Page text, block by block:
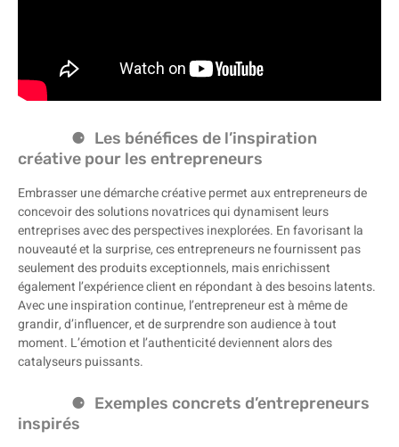
Les bénéfices de l’inspiration
créative pour les entrepreneurs
Embrasser une démarche créative permet aux entrepreneurs de
concevoir des solutions novatrices qui dynamisent leurs
entreprises avec des perspectives inexplorées. En favorisant la
nouveauté et la surprise, ces entrepreneurs ne fournissent pas
seulement des produits exceptionnels, mais enrichissent
également l’expérience client en répondant à des besoins latents.
Avec une inspiration continue, l’entrepreneur est à même de
grandir, d’influencer, et de surprendre son audience à tout
moment. L’émotion et l’authenticité deviennent alors des
catalyseurs puissants.
Exemples concrets d’entrepreneurs
inspirés